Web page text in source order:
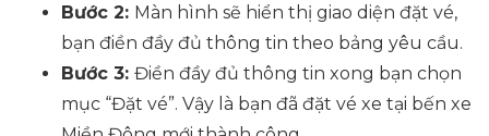
Bước 2: Màn hình sẽ hiển thị giao diện đặt vé,
bạn điền đầy đủ thông tin theo bảng yêu cầu.
Bước 3: Điền đầy đủ thông tin xong bạn chọn
mục “Đặt vé”. Vậy là bạn đã đặt vé xe tại bến xe